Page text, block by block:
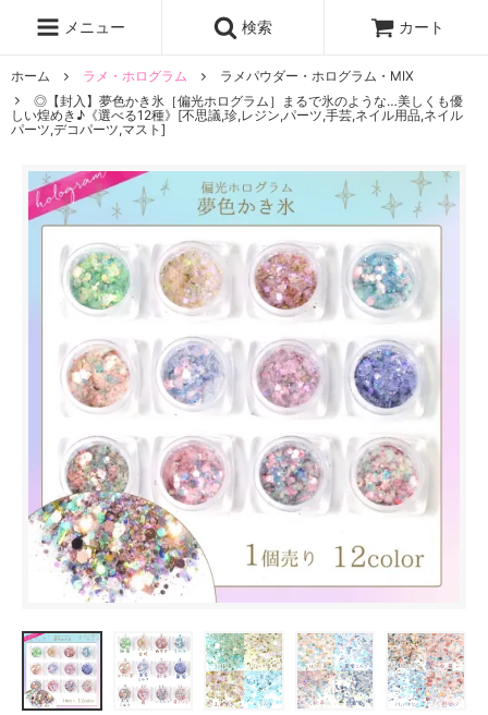
メニュー 検索 カート
ホーム ラメ・ホログラム
ラメパウダー・ホログラム・MIX
◎【封入】夢色かき氷［偏光ホログラム］まるで氷のような…美しくも優
しい煌めき♪《選べる12種》[不思議,珍,レジン,パーツ,手芸,ネイル用品,ネイル
パーツ,デコパーツ,マスト]